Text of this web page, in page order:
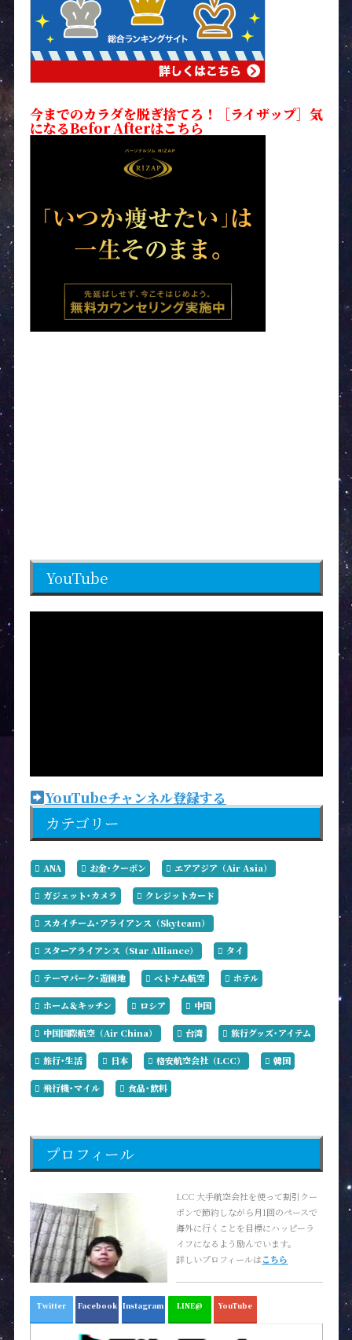
今までのカラダを脱ぎ捨てろ！［ライザップ］気
になるBefor Afterはこちら
YouTube
YouTubeチャンネル登録する
カテゴリー
ANA お金･クーポン エアアジア（Air Asia）
ガジェット･カメラ クレジットカード
スカイチーム･アライアンス（Skyteam）
スターアライアンス（Star Alliance） タイ
テーマパーク･遊園地 ベトナム航空 ホテル
ホーム＆キッチン ロシア 中国
中国国際航空（Air China） 台湾 旅行グッズ･アイテム
旅行･生活 日本 格安航空会社（LCC） 韓国
飛行機･マイル 食品･飲料
プロフィール
LCC 大手航空会社を使って割引クー
ポンで節約しながら月1回のペースで
海外に行くことを目標にハッピーラ
イフになるよう励んでいます。
詳しいプロフィールはこちら
Twitter Facebook Instagram LINE@ YouTube